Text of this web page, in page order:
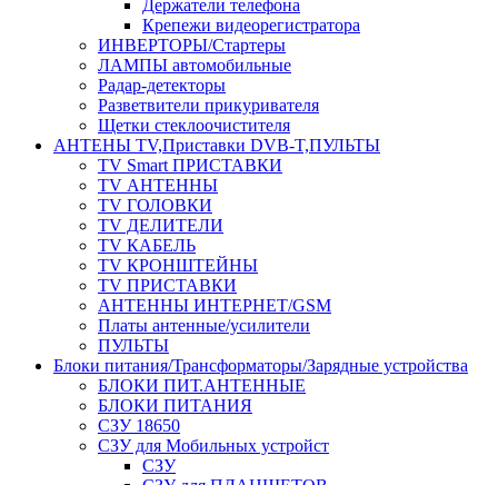
Держатели телефона
Крепежи видеорегистратора
ИНВЕРТОРЫ/Стартеры
ЛАМПЫ автомобильные
Радар-детекторы
Разветвители прикуривателя
Щетки стеклоочистителя
АНТЕНЫ ТV,Приставки DVB-T,ПУЛЬТЫ
TV Smart ПРИСТАВКИ
TV АНТЕННЫ
TV ГОЛОВКИ
TV ДЕЛИТЕЛИ
TV КАБЕЛЬ
TV КРОНШТЕЙНЫ
TV ПРИСТАВКИ
АНТЕННЫ ИНТЕРНЕТ/GSM
Платы антенные/усилители
ПУЛЬТЫ
Блоки питания/Трансформаторы/Зарядные устройства
БЛОКИ ПИТ.АНТЕННЫЕ
БЛОКИ ПИТАНИЯ
СЗУ 18650
СЗУ для Мобильных устройст
СЗУ